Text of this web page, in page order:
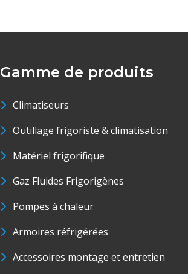
Gamme de produits
Climatiseurs
Outillage frigoriste & climatisation
Matériel frigorifique
Gaz Fluides Frigorigènes
Pompes à chaleur
Armoires réfrigérées
Accessoires montage et entretien